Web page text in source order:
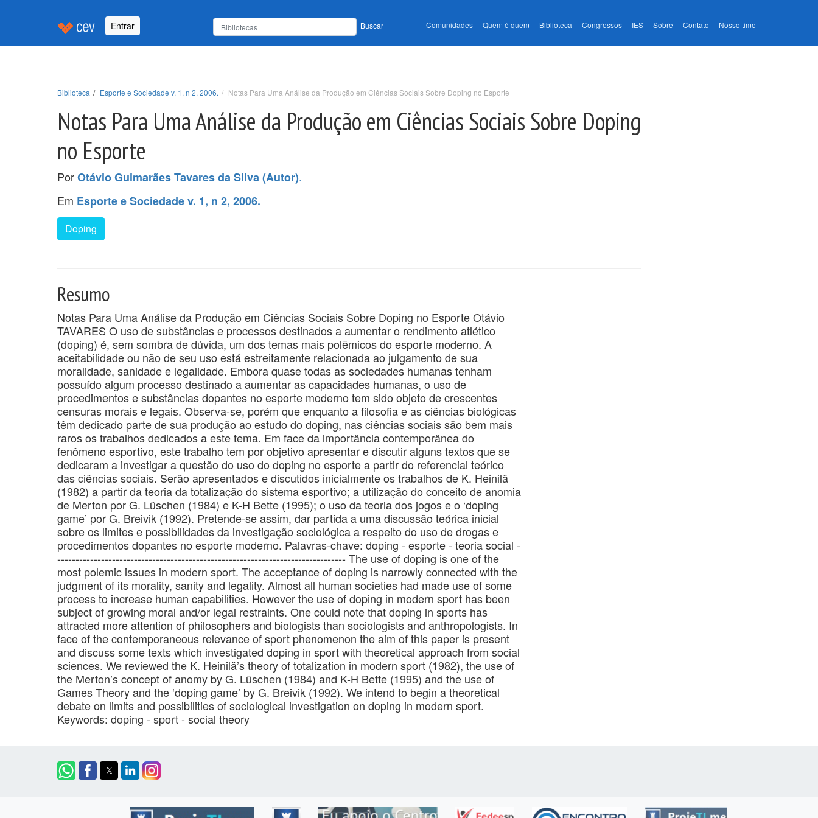
Entrar Buscar Comunidades Quem é quem Biblioteca Congressos IES Sobre Contato Nosso time
Biblioteca Esporte e Sociedade v. 1, n 2, 2006. Notas Para Uma Análise da Produção em Ciências Sociais Sobre Doping no Esporte
Notas Para Uma Análise da Produção em Ciências Sociais Sobre Doping
no Esporte
PorOtávio Guimarães Tavares da Silva (Autor).
Em Esporte e Sociedade v. 1, n 2, 2006.
Doping
Resumo
Notas Para Uma Análise da Produção em Ciências Sociais Sobre Doping no Esporte Otávio
TAVARES O uso de substâncias e processos destinados a aumentar o rendimento atlético
(doping) é, sem sombra de dúvida, um dos temas mais polêmicos do esporte moderno. A
aceitabilidade ou não de seu uso está estreitamente relacionada ao julgamento de sua
moralidade, sanidade e legalidade. Embora quase todas as sociedades humanas tenham
possuído algum processo destinado a aumentar as capacidades humanas, o uso de
procedimentos e substâncias dopantes no esporte moderno tem sido objeto de crescentes
censuras morais e legais. Observa-se, porém que enquanto a filosofia e as ciências biológicas
têm dedicado parte de sua produção ao estudo do doping, nas ciências sociais são bem mais
raros os trabalhos dedicados a este tema. Em face da importância contemporânea do
fenômeno esportivo, este trabalho tem por objetivo apresentar e discutir alguns textos que se
dedicaram a investigar a questão do uso do doping no esporte a partir do referencial teórico
das ciências sociais. Serão apresentados e discutidos inicialmente os trabalhos de K. Heinilä
(1982) a partir da teoria da totalização do sistema esportivo; a utilização do conceito de anomia
de Merton por G. Lüschen (1984) e K-H Bette (1995); o uso da teoria dos jogos e o ‘doping
game’ por G. Breivik (1992). Pretende-se assim, dar partida a uma discussão teórica inicial
sobre os limites e possibilidades da investigação sociológica a respeito do uso de drogas e
procedimentos dopantes no esporte moderno. Palavras-chave: doping - esporte - teoria social -
------------------------------------------------------------------------------- The use of doping is one of the
most polemic issues in modern sport. The acceptance of doping is narrowly connected with the
judgment of its morality, sanity and legality. Almost all human societies had made use of some
process to increase human capabilities. However the use of doping in modern sport has been
subject of growing moral and/or legal restraints. One could note that doping in sports has
attracted more attention of philosophers and biologists than sociologists and anthropologists. In
face of the contemporaneous relevance of sport phenomenon the aim of this paper is present
and discuss some texts which investigated doping in sport with theoretical approach from social
sciences. We reviewed the K. Heinilä’s theory of totalization in modern sport (1982), the use of
the Merton’s concept of anomy by G. Lüschen (1984) and K-H Bette (1995) and the use of
Games Theory and the ‘doping game’ by G. Breivik (1992). We intend to begin a theoretical
debate on limits and possibilities of sociological investigation on doping in modern sport.
Keywords: doping - sport - social theory